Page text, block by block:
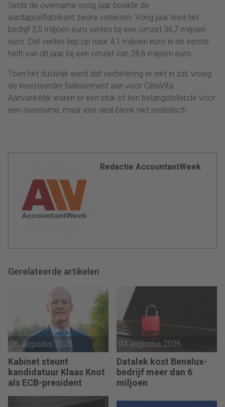
Sinds de overname vorig jaar boekte de
aardappelfabrikant zware verliezen. Vorig jaar leed het
bedrijf 3,5 miljoen euro verlies bij een omzet 36,7 miljoen
euro. Dat verlies liep op naar 4,1 miljoen euro in de eerste
helft van dit jaar, bij een omzet van 28,6 miljoen euro.
Toen het duidelijk werd dat verbetering er niet in zat, vroeg
de investeerder faillissement aan voor CêlaVíta.
Aanvankelijk waren er een stuk of tien belangstellende voor
een overname, maar een deal bleek niet realistisch.
Redactie AccountantWeek
Gerelateerde artikelen
06 augustus 2026
Kabinet steunt
kandidatuur Klaas Knot
als ECB-president
04 augustus 2026
Datalek kost Benelux-
bedrijf meer dan 6
miljoen